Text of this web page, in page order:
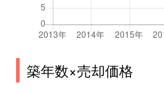
築年数×売却価格